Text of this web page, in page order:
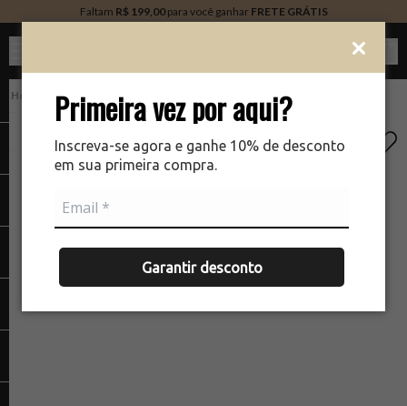
Primeira vez por aqui?
Inscreva-se agora e ganhe 10% de desconto
em sua primeira compra.
Garantir desconto
Faltam R$ 199,00para você ganhar FRETE GRÁTIS
PERFUMARIA